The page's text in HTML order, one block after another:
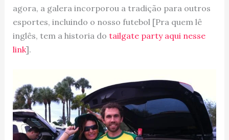
agora, a galera incorporou a tradição para outros
esportes, incluindo o nosso futebol [Pra quem lê
inglês, tem a historia do tailgate party aqui nesse
link].